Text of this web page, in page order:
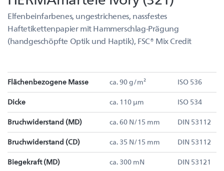
Elfenbeinfarbenes, ungestrichenes, nassfestes
Haftetikettenpapier mit Hammerschlag-Prägung
(handgeschöpfte Optik und Haptik), FSC® Mix Credit
Flächenbezogene Masse ca. 90 g/m² ISO 536
Dicke ca. 110 µm ISO 534
Bruchwiderstand (MD) ca. 60 N/15 mm DIN 53112
Bruchwiderstand (CD) ca. 35 N/15 mm DIN 53112
Biegekraft (MD) ca. 300 mN DIN 53121